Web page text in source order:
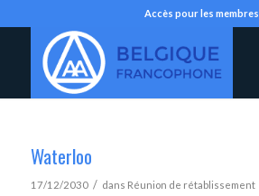
Accès pour les membres
Waterloo
17/12/2030 / dans Réunion de rétablissement